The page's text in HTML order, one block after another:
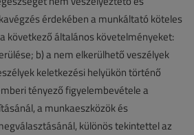
érdekében a munkáltató köteles
következő általános követelményeket:
b) a nem elkerülhető veszélyek
keletkezési helyükön történő
tényező figyelembevétele a
a munkaeszközök és
különös tekintettel az